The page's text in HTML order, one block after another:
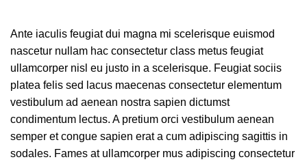
Ante iaculis feugiat dui magna mi scelerisque euismod
nascetur nullam hac consectetur class metus feugiat
ullamcorper nisl eu justo in a scelerisque. Feugiat sociis
platea felis sed lacus maecenas consectetur elementum
vestibulum ad aenean nostra sapien dictumst
condimentum lectus. A pretium orci vestibulum aenean
semper et congue sapien erat a cum adipiscing sagittis in
sodales. Fames at ullamcorper mus adipiscing consectetur